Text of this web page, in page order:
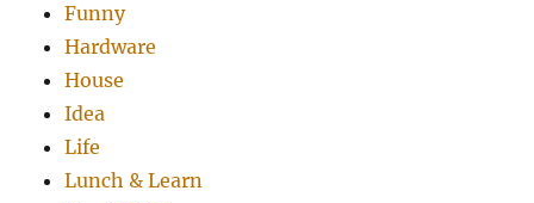
Funny
Hardware
House
Idea
Life
Lunch & Learn